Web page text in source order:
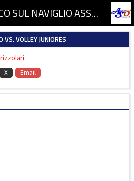
ASO CERNUSCO SUL NAVIGLIO ASSOCIAZIONE SPORTIVA DILETTANTISTICA
VS. VOLLEY JUNIORES
X Email